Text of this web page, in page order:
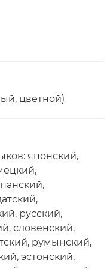
цветной)
японский,
русский,
словенский,
румынский,
эстонский,